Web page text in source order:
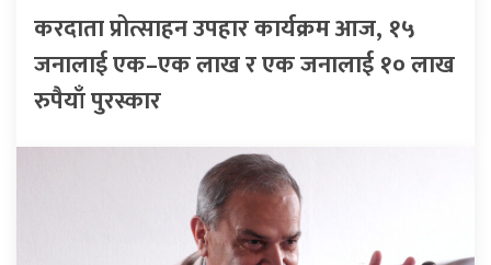
करदाता प्रोत्साहन उपहार कार्यक्रम आज, १५
जनालाई एक–एक लाख र एक जनालाई १० लाख
रुपैयाँ पुरस्कार